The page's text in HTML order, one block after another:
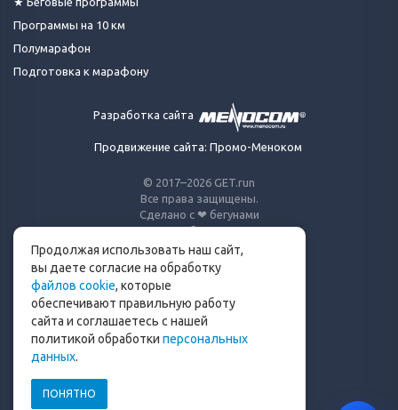
© 2017–2026 GET.run
Все права защищены.
Сделано с ❤ бегунами
для бегунов
Телеграм-канал Get.run
Беговой чат в Телеграм
info@get.run
Программы на 10 км
Полумарафон
Подготовка к марафону
Разработка сайта
Продвижение сайта: Промо-Меноком
Продолжая использовать наш сайт,
вы даете согласие на обработку
файлов cookie, которые
обеспечивают правильную работу
сайта и соглашаетесь с нашей
политикой обработки персональных
данных.
ПОНЯТНО